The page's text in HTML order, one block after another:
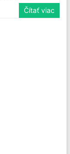
Čítať viac